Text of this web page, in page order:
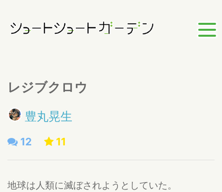
レジブクロウ
豊丸晃生
12 11
地球は人類に滅ぼされようとしていた。